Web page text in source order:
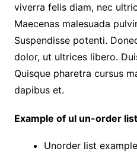
viverra felis diam, nec
Maecenas malesuada
Suspendisse potenti.
dolor, ut ultrices libero.
Quisque pharetra cursus
dapibus et.
Example of ul un-order list
Unorder list example